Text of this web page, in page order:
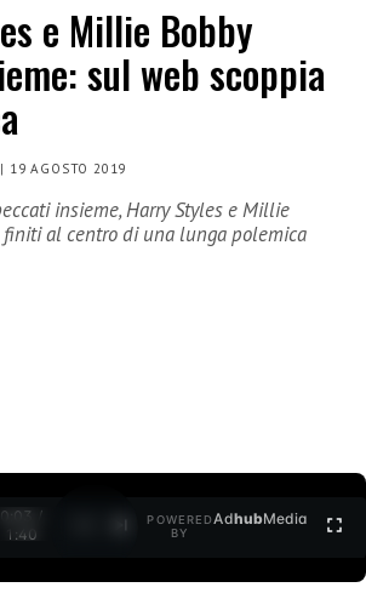
e Millie Bobby
sul web scoppia
| 19 AGOSTO 2019
insieme, Harry Styles e Millie
finiti al centro di una lunga polemica
0:04 /
1:40
POWERED
BY
AdhubMedia